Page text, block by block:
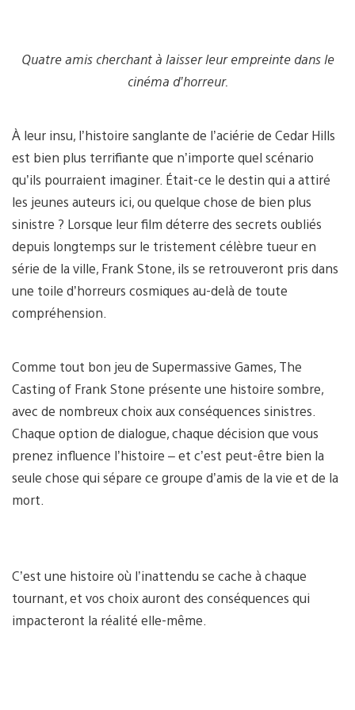
Quatre amis cherchant à laisser leur empreinte dans le
cinéma d’horreur.
À leur insu, l’histoire sanglante de l’aciérie de Cedar Hills
est bien plus terrifiante que n’importe quel scénario
qu’ils pourraient imaginer. Était-ce le destin qui a attiré
les jeunes auteurs ici, ou quelque chose de bien plus
sinistre ? Lorsque leur film déterre des secrets oubliés
depuis longtemps sur le tristement célèbre tueur en
série de la ville, Frank Stone, ils se retrouveront pris dans
une toile d’horreurs cosmiques au-delà de toute
compréhension.
Comme tout bon jeu de Supermassive Games, The
Casting of Frank Stone présente une histoire sombre,
avec de nombreux choix aux conséquences sinistres.
Chaque option de dialogue, chaque décision que vous
prenez influence l’histoire – et c’est peut-être bien la
seule chose qui sépare ce groupe d’amis de la vie et de la
mort.
C’est une histoire où l’inattendu se cache à chaque
tournant, et vos choix auront des conséquences qui
impacteront la réalité elle-même.